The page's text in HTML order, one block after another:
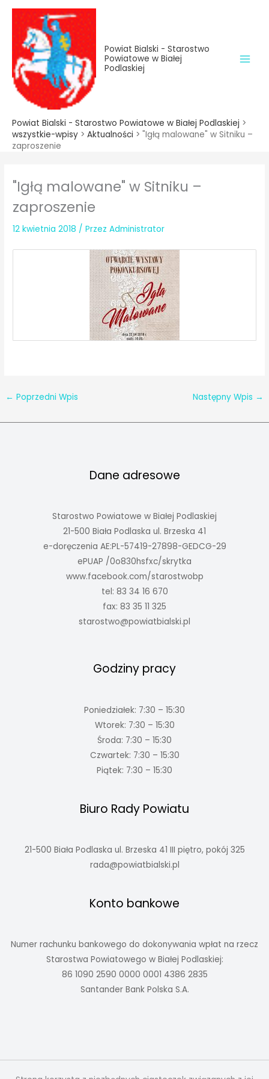
treści
Przejdź
treści
Powiat Bialski - Starostwo
Powiatowe w Białej
Podlaskiej
Powiat Bialski - Starostwo Powiatowe w Białej Podlaskiej >
wszystkie-wpisy > Aktualności > "Igłą malowane" w Sitniku –
zaproszenie
"Igłą malowane" w Sitniku –
zaproszenie
12 kwietnia 2018 / PrzezAdministrator
← Poprzedni Wpis Następny Wpis →
Dane adresowe
Starostwo Powiatowe w Białej Podlaskiej
21-500 Biała Podlaska ul. Brzeska 41
e-doręczenia AE:PL-57419-27898-GEDCG-29
ePUAP /0o830hsfxc/skrytka
www.facebook.com/starostwobp
tel: 83 34 16 670
fax: 83 35 11 325
starostwo@powiatbialski.pl
Godziny pracy
Poniedziałek: 7:30 – 15:30
Wtorek: 7:30 – 15:30
Środa: 7:30 – 15:30
Czwartek: 7:30 – 15:30
Piątek: 7:30 – 15:30
Biuro Rady Powiatu
21-500 Biała Podlaska ul. Brzeska 41 III piętro, pokój 325
rada@powiatbialski.pl
Konto bankowe
Numer rachunku bankowego do dokonywania wpłat na rzecz
Starostwa Powiatowego w Białej Podlaskiej:
86 1090 2590 0000 0001 4386 2835
Santander Bank Polska S.A.